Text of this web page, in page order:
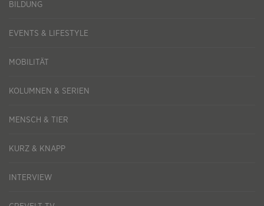
BILDUNG
EVENTS & LIFESTYLE
MOBILITÄT
KOLUMNEN & SERIEN
MENSCH & TIER
KURZ & KNAPP
INTERVIEW